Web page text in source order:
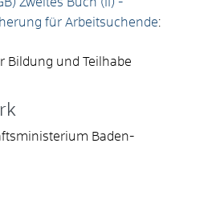
für Arbeitsuchende:
Bildung und Teilhabe
Baden-